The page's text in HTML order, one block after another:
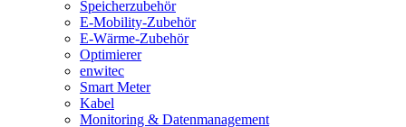
Speicherzubehör
E-Mobility-Zubehör
E-Wärme-Zubehör
Optimierer
enwitec
Smart Meter
Kabel
Monitoring & Datenmanagement